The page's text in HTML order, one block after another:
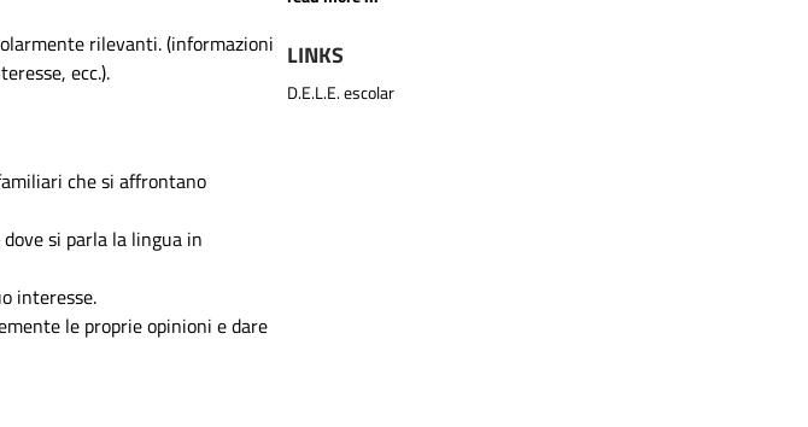
rilevanti. (informazioni
ecc.).
che si affrontano
si parla la lingua in
interesse.
le proprie opinioni e dare
LINKS
D.E.L.E. escolar